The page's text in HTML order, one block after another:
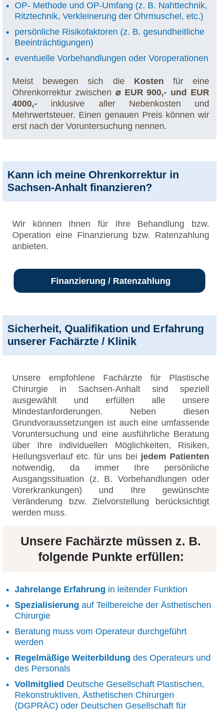
OP- Methode und OP-Umfang (z. B. Nahttechnik,
Ritztechnik, Verkleinerung der Ohrmuschel, etc.)
persönliche Risikofaktoren (z. B. gesundheitliche
Beeinträchtigungen)
eventuelle Vorbehandlungen oder Voroperationen
Meist bewegen sich die Kosten für eine
Ohrenkorrektur zwischen ⌀ EUR 900,- und EUR
4000,- inklusive aller Nebenkosten und
Mehrwertsteuer. Einen genauen Preis können wir
erst nach der Voruntersuchung nennen.
Kann ich meine Ohrenkorrektur in
Sachsen-Anhalt finanzieren?
Wir können Ihnen für Ihre Behandlung bzw.
Operation eine Finanzierung bzw. Ratenzahlung
anbieten.
Finanzierung / Ratenzahlung
Sicherheit, Qualifikation und Erfahrung
unserer Fachärzte / Klinik
Unsere empfohlene Fachärzte für Plastische
Chirurgie in Sachsen-Anhalt sind speziell
ausgewählt und erfüllen alle unsere
Mindestanforderungen. Neben diesen
Grundvoraussetzungen ist auch eine umfassende
Voruntersuchung und eine ausführliche Beratung
über Ihre individuellen Möglichkeiten, Risiken,
Heilungsverlauf etc. für uns bei jedem Patienten
notwendig, da immer Ihre persönliche
Ausgangssituation (z. B. Vorbehandlungen oder
Vorerkrankungen) und Ihre gewünschte
Veränderung bzw. Zielvorstellung berücksichtigt
werden muss.
Unsere Fachärzte müssen z. B.
folgende Punkte erfüllen:
Jahrelange Erfahrung in leitender Funktion
Spezialisierung auf Teilbereiche der Ästhetischen
Chirurgie
Beratung muss vom Operateur durchgeführt
werden
Regelmäßige Weiterbildung des Operateurs und
des Personals
Vollmitglied Deutsche Gesellschaft Plastischen,
Rekonstruktiven, Ästhetischen Chirurgen
(DGPRÄC) oder Deutschen Gesellschaft für